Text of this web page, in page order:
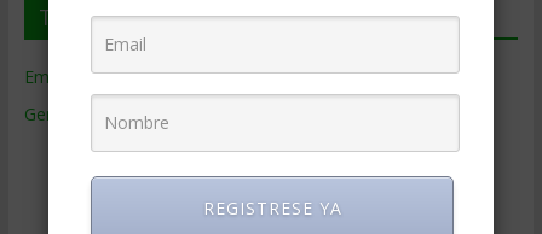
Temas de Gerencia
Empresas de Gerencia(38)
Gerencia
(9.481)
Ciencias Económicas(80)
Contabilidad(466)
(454)
REGISTRESE YA